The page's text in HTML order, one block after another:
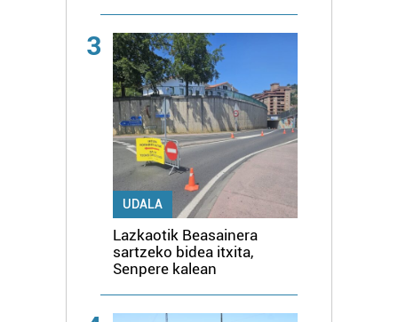
3
UDALA
Lazkaotik Beasainera
sartzeko bidea itxita,
Senpere kalean